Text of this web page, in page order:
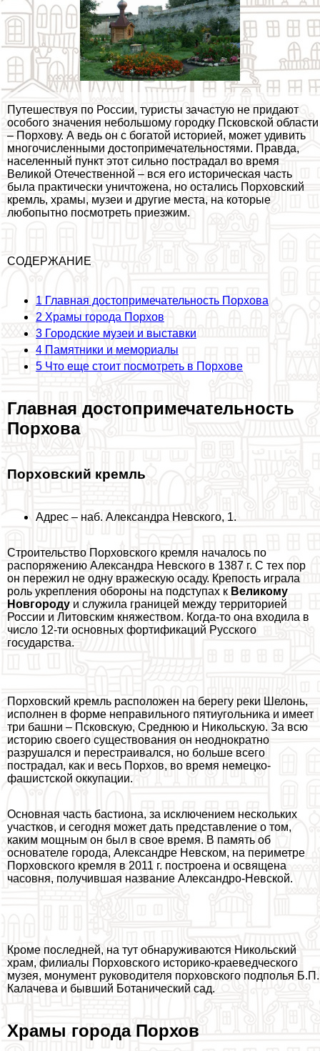
Путешествуя по России, туристы зачастую не придают
особого значения небольшому городку Псковской области
– Порхову. А ведь он с богатой историей, может удивить
многочисленными достопримечательностями. Правда,
населенный пункт этот сильно пострадал во время
Великой Отечественной – вся его историческая часть
была пpaктически уничтожена, но остались Порховский
кремль, храмы, музеи и другие места, на которые
любопытно посмотреть приезжим.
СОДЕРЖАНИЕ
1 Главная достопримечательность Порхова
2 Храмы города Порхов
3 Городские музеи и выставки
4 Памятники и мемориалы
5 Что еще стоит посмотреть в Порхове
Главная достопримечательность
Порхова
Порховский кремль
Адрес – наб. Александра Невского, 1.
Строительство Порховского кремля началось по
распоряжению Александра Невского в 1387 г. С тех пор
он пережил не одну вражескую осаду. Крепость играла
роль укрепления обороны на подступах к Великому
Новгороду и служила границей между территорией
России и Литовским княжеством. Когда-то она входила в
число 12-ти основных фортификаций Русского
государства.
Порховский кремль расположен на берегу реки Шелонь,
исполнен в форме неправильного пятиугольника и имеет
три башни – Псковскую, Среднюю и Никольскую. За всю
историю своего существования он неоднократно
разрушался и перестраивался, но больше всего
пострадал, как и весь Порхов, во время немецко-
фашистской оккупации.
Основная часть бастиона, за исключением нескольких
участков, и сегодня может дать представление о том,
каким мощным он был в свое время. В память об
основателе города, Александре Невском, на периметре
Порховского кремля в 2011 г. построена и освящена
часовня, получившая название Александро-Невской.
Кроме последней, на тут обнаруживаются Никольский
храм, филиалы Порховского историко-краеведческого
музея, монумент руководителя порховского подполья Б.П.
Калачева и бывший Ботанический сад.
Храмы города Порхов